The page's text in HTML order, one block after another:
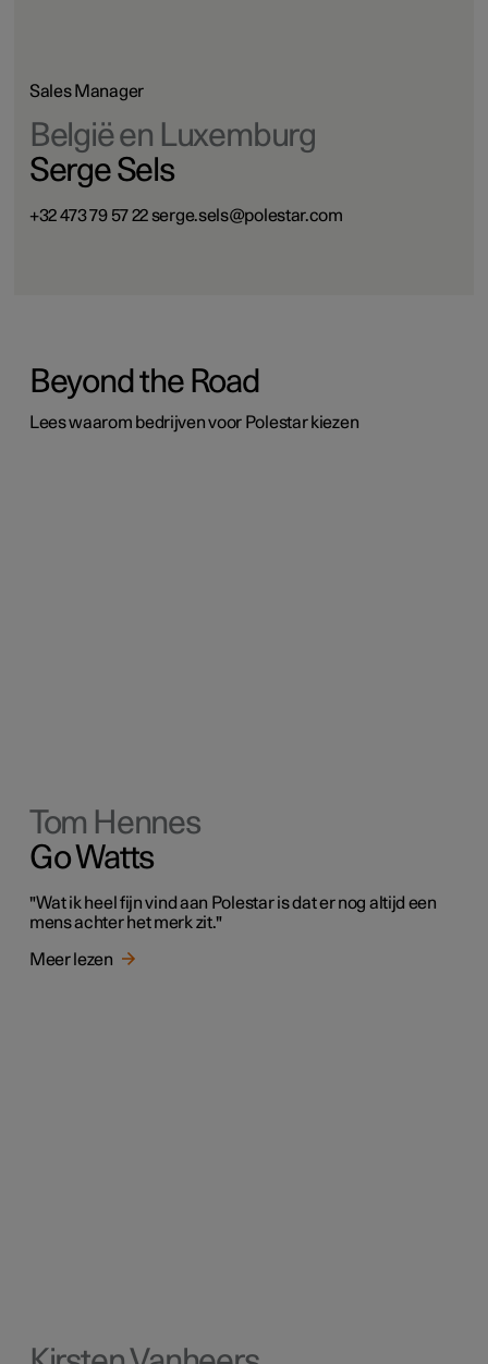
Sales Manager
België en Luxemburg
Serge Sels
+32 473 79 57 22 serge.sels@polestar.com
Beyond the Road
Lees waarom bedrijven voor Polestar kiezen
Tom Hennes
Go Watts
"Wat ik heel fijn vind aan Polestar is dat er nog altijd een
mens achter het merk zit."
Meer lezen